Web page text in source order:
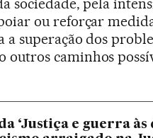
sociedade, pela
ou reforçar
a superação dos
outros caminhos
‘Justiça e guerra às